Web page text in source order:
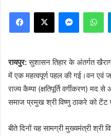
Facebook
X
रायपुर:सुशासन तिहार के अंतर्गत
में एक महत्वपूर्ण पहल की गई।वन एवं
राज्य कैम्पा (क्षतिपूर्ति वर्गीकरण)
समाज प्रमुख श्री विष्णु ठाकरे को टेंट
बीते दिनों यह सामग्री मुख्यमंत्री